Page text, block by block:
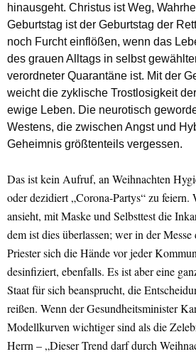
hinausgeht. Christus ist Weg,
Geburtstag ist der Geburtstag der
noch Furcht einflößen, wenn das
des grauen Alltags in selbst
verordneter Quarantäne ist. Mit der
weicht die zyklische Trostlosigkeit
ewige Leben. Die neurotisch
Westens, die zwischen Angst und
Geheimnis größtenteils vergessen.
Das ist kein Aufruf, an Weihnachten
oder dezidiert „Corona-Partys“ zu feiern.
ansieht, mit Maske und Selbsttest die
dem ist dies überlassen; wer in der
Priester sich die Hände vor jeder
desinfiziert, ebenfalls. Es ist aber eine
Staat für sich beansprucht, die
reißen. Wenn der Gesundheitsminister
Modellkurven wichtiger sind als die
Herrn – „Dieser Trend darf durch